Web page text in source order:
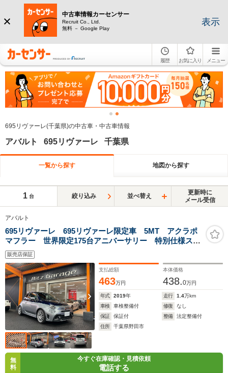
中古車情報カーセンサー
Recruit Co., Ltd.
無料 － Google Play
表示
履歴 お気に入り メニュー
695リヴァーレ(千葉県)の中古車・中古車情報
アバルト 695リヴァーレ 千葉県
一覧から探す 地図から探す
1 台 絞り込み 並べ替え
更新時に
メール受信
アバルト
695リヴァーレ 695リヴァーレ限定車 5MT アクラポ
マフラー 世界限定175台アニバーサリー 特別仕様スポ
ーツレザーシート ガラスルーフ BMCエアクリ&ブロ
ーオフ ブレンボ 特別仕様カーボンインテリア 特別
限定バイカラーペイント
販売店保証
支払総額
463万円
本体価格
438.0万円
年式 2019年 走行 1.4万km
車検
車検整備付 修復
なし
保証
保証付 整備
法定整備付
住所
千葉県野田市
無
料
今すぐ在庫確認・見積依頼
電話する